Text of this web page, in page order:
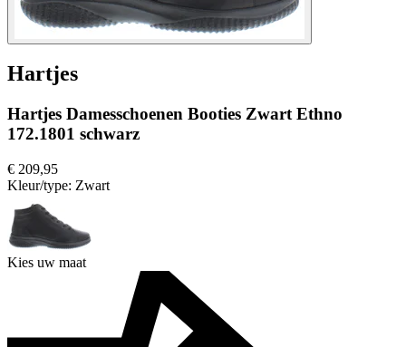
Hartjes
Hartjes Damesschoenen Booties Zwart Ethno
172.1801 schwarz
€ 209,95
Kleur/type: Zwart
Kies uw maat